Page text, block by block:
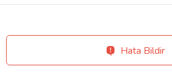
Hata Bildir